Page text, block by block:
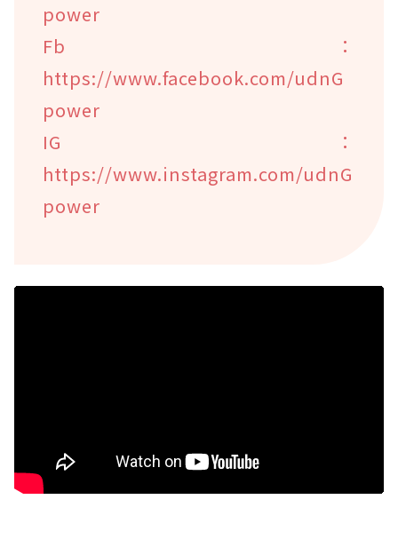
power
Fb：
https://www.facebook.com/udnG
power
IG：
https://www.instagram.com/udnG
power